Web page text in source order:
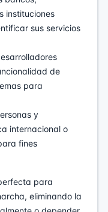
instituciones
sus servicios
de
para
y
internacional o
fines
para
eliminando la